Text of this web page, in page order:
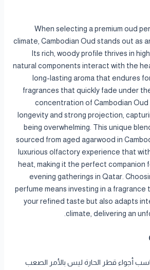
When selecting a premium oud
climate, Cambodian Oud stands out as
Its rich, woody profile thrives in
natural components interact with the
long-lasting aroma that endures
fragrances that quickly fade under
concentration of Cambodian
longevity and strong projection,
being overwhelming. This unique
sourced from aged agarwood in
luxurious olfactory experience that
heat, making it the perfect companion
evening gatherings in Qatar.
perfume means investing in a
your refined taste but also adapts
climate, delivering an
أجواء قطر الحارة ليس بالأمر الصعب